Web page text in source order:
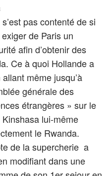
pas contenté de si
de Paris un
afin d’obtenir des
Ce à quoi Hollande a
même jusqu’à
générale des
étrangères » sur le
lui-même
le Rwanda.
de la supercherie a
modifiant dans une